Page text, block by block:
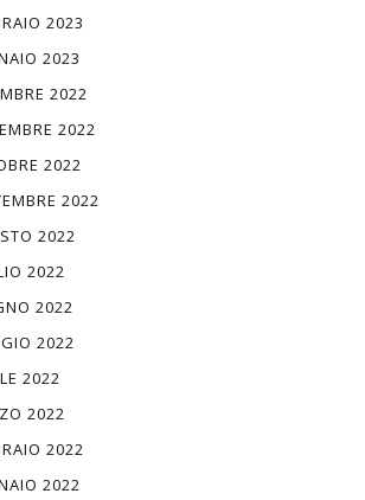
2023
2023
2022
2022
2022
2022
2022
2022
2022
2022
2022
2022
2022
2022